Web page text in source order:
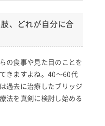
、どれが自分に合
の食事や見た目のことを
きますよね。40〜60代
過去に治療したブリッジ
法を真剣に検討し始める